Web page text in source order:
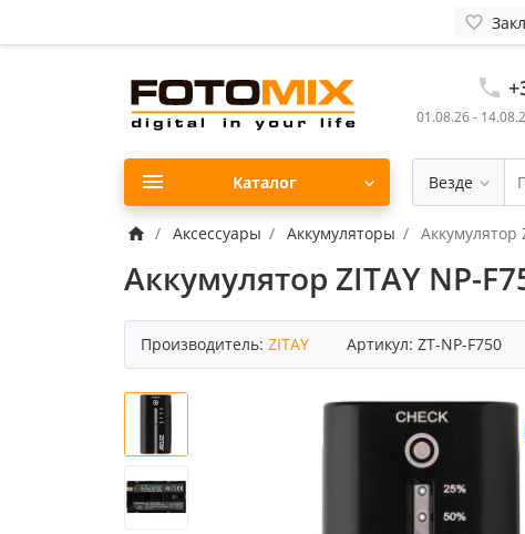
01.08.26 -
Везде
Каталог
Аксессуары Аккумуляторы Аккумулятор
Аккумулятор ZITAY NP-
Производитель: ZITAY Артикул: ZT-NP-F750